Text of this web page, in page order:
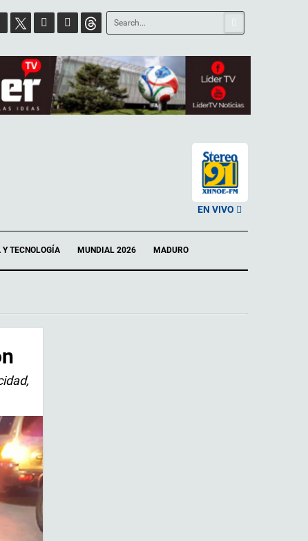
EN VIVO
TECNOLOGÍA MUNDIAL 2026 MADURO